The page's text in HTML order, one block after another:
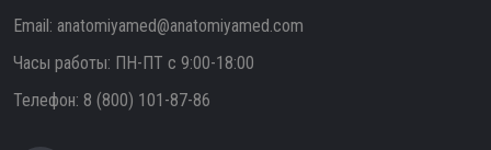
Email: anatomiyamed@anatomiyamed.com
Часы работы: ПН-ПТ с 9:00-18:00
Телефон: 8 (800) 101-87-86